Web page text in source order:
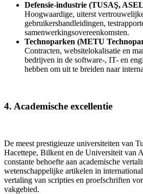
Defensie-industrie (TUSAŞ,
Hoogwaardige, uiterst
gebruikershandleidingen,
samenwerkingsovereenkomsten.
Technoparken (METU
Contracten, websitelokalisatie en
bedrijven in de software-, IT- en
hebben om uit te breiden naar
4. Academische excellentie
De meest prestigieuze universiteiten van
Hacettepe, Bilkent en de Universiteit van
constante behoefte aan academische
wetenschappelijke artikelen in
vertaling van scripties en proefschriften
vakgebied.